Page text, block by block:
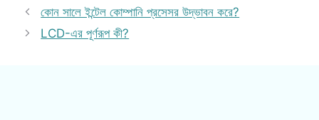
কোন সালে ইন্টেল কোম্পানি প্রসেসর উদ্ভাবন করে?
LCD-এর পূর্ণরূপ কী?